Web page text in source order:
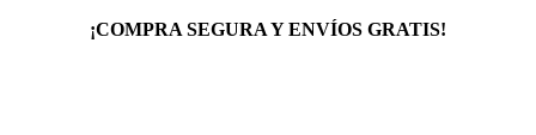
¡COMPRA SEGURA Y ENVÍOS GRATIS!